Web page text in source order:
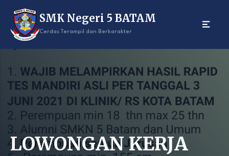
content
SMK Negeri 5 BATAM
Cerdas Terampil dan Berkarakter
LOWONGAN KERJA